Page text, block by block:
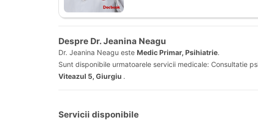
Despre Dr. Jeanina Neagu
Dr. Jeanina Neagu este Medic Primar, Psihiatrie.
Sunt disponibile urmatoarele servicii medicale: Consultatie
Viteazul 5, Giurgiu .
Servicii disponibile